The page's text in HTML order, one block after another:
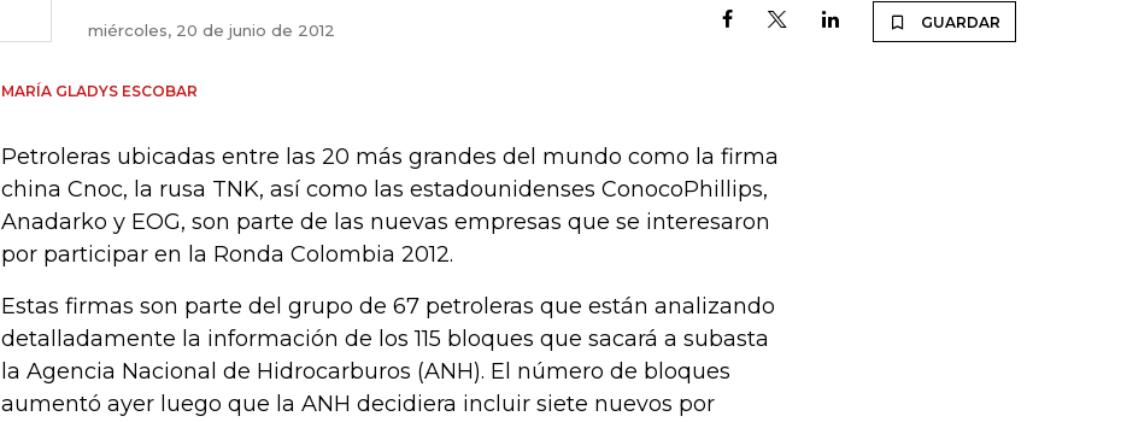
miércoles, 20 de junio de 2012 GUARDAR
MARÍA GLADYS ESCOBAR
Petroleras ubicadas entre las 20 más grandes del mundo como la firma
china Cnoc, la rusa TNK, así como las estadounidenses ConocoPhillips,
Anadarko y EOG, son parte de las nuevas empresas que se interesaron
por participar en la Ronda Colombia 2012.
Estas firmas son parte del grupo de 67 petroleras que están analizando
detalladamente la información de los 115 bloques que sacará a subasta
la Agencia Nacional de Hidrocarburos (ANH). El número de bloques
aumentó ayer luego que la ANH decidiera incluir siete nuevos por